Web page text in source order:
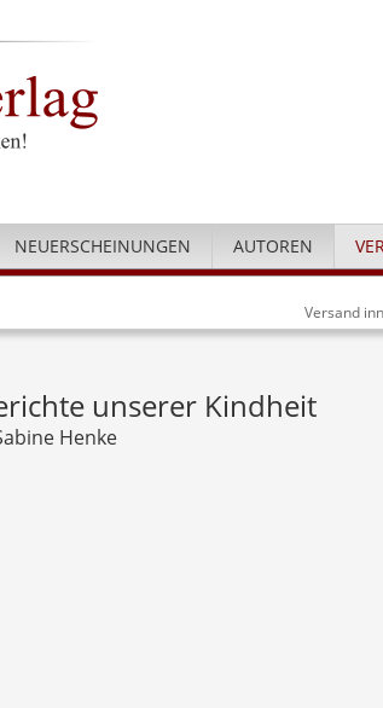
NEUERSCHEINUNGEN AUTOREN
Versand
unserer Kindheit
Henke